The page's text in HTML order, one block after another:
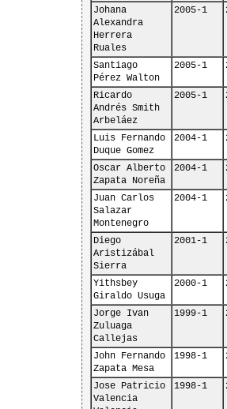
Johana
Alexandra
Herrera
Ruales
2005-1
Santiago
Pérez Walton
2005-1
Ricardo
Andrés Smith
Arbeláez
2005-1
Luis Fernando
Duque Gomez
2004-1
Oscar Alberto
Zapata Noreña
2004-1
Juan Carlos
Salazar
Montenegro
2004-1
Diego
Aristizábal
Sierra
2001-1
Yithsbey
Giraldo Usuga
2000-1
Jorge Ivan
Zuluaga
Callejas
1999-1
John Fernando
Zapata Mesa
1998-1
Jose Patricio
Valencia
1998-1